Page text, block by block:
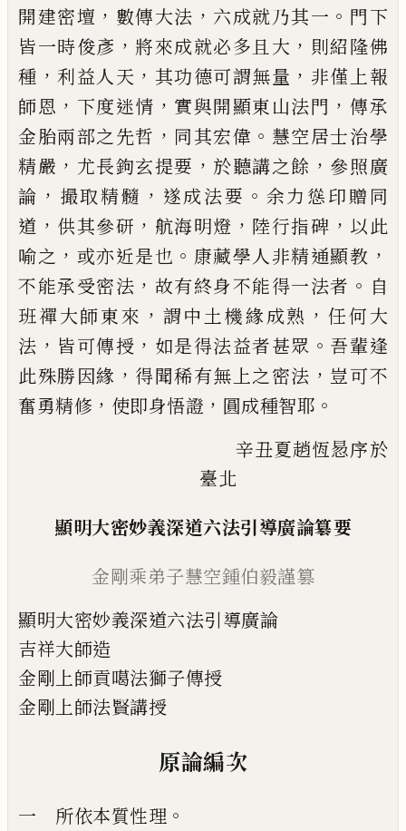
開建密壇 ， 數傳大法 ， 六成就乃其一 。 門下
皆一時俊彥 ， 將來成就必多且大 ， 則紹隆佛
種 ，利益人天 ， 其功德可謂無量 ， 非僅上報
師恩 ， 下度迷情 ， 實與開顯東山法門 ，傳承
金胎兩部之先哲 ， 同其宏偉 。 慧空居士治學
精嚴 ， 尤長鉤玄提要 ， 於聽講之餘 ， 參照廣
論 ， 撮取精髓 ， 遂成法要 。 余力慫印贈同
道 ， 供其參研 ， 航海明燈 ， 陸行指碑 ， 以此
喻之 ， 或亦近是也 。 康藏學人非精通顯教 ，
不能承受密法 ， 故有終身不能得一法者 。 自
班禪大師東來 ， 謂中土機緣成熟 ， 任何大
法 ， 皆可傳授 ， 如是得法益者甚眾 。 吾輩逢
此殊勝因緣 ， 得聞稀有無上之密法 ， 豈可不
奮勇精修 ， 使即身悟證 ， 圓成種智耶 。
辛丑夏趙恆惖序於
臺北
顯明大密妙義深道六法引導廣論簒要
金剛乘弟子慧空鍾伯毅謹篡
顯明大密妙義深道六法引導廣論
吉祥大師造
金剛上師貢噶法獅子傳授
金剛上師法賢講授
原論編次
一 所依本質性理 。